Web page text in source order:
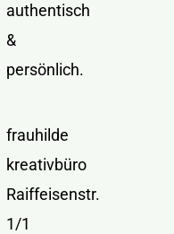
authentisch
&
persönlich.
frauhilde
kreativbüro
Raiffeisenstr.
1/1